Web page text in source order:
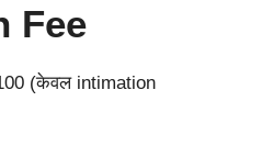
Fee
(केवल intimation